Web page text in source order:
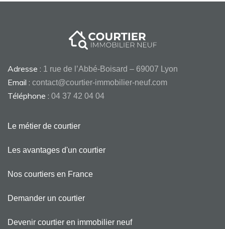
Adresse : 1 rue de l’Abbé-Boisard – 69007 Lyon
Email : contact@courtier-immobilier-neuf.com
Téléphone : 04 37 42 04 04
Le métier de courtier
Les avantages d'un courtier
Nos courtiers en France
Demander un courtier
Devenir courtier en immobilier neuf